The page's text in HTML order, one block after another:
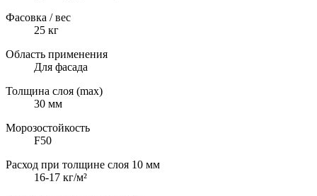
Фасовка / вес
25 кг
Область применения
Для фасада
Толщина слоя (max)
30 мм
Морозостойкость
F50
Расход при толщине слоя 10 мм
16-17 кг/м²